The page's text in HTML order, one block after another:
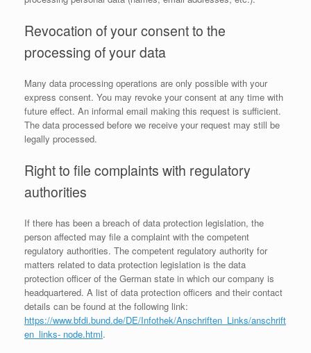
Revocation of your consent to the
processing of your data
Many data processing operations are only possible with your
express consent. You may revoke your consent at any time with
future effect. An informal email making this request is sufficient.
The data processed before we receive your request may still be
legally processed.
Right to file complaints with regulatory
authorities
If there has been a breach of data protection legislation, the
person affected may file a complaint with the competent
regulatory authorities. The competent regulatory authority for
matters related to data protection legislation is the data
protection officer of the German state in which our company is
headquartered. A list of data protection officers and their contact
details can be found at the following link:
https://www.bfdi.bund.de/DE/Infothek/Anschriften_Links/anschrift
en_links- node.html.